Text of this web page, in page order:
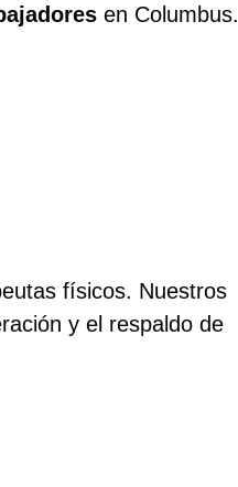
en Columbus.
físicos. Nuestros
y el respaldo de